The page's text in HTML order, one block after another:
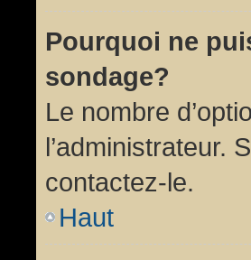
Pourquoi ne
sondage?
Le nombre
l’administrateur.
contactez-le.
Haut